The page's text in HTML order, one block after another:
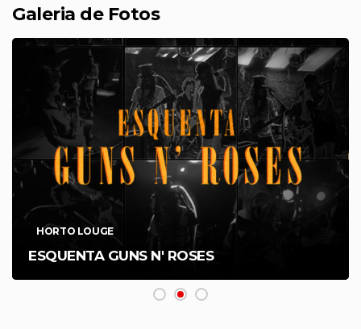
Galeria de Fotos
HORTO LOUGE
ESQUENTA GUNS N' ROSES